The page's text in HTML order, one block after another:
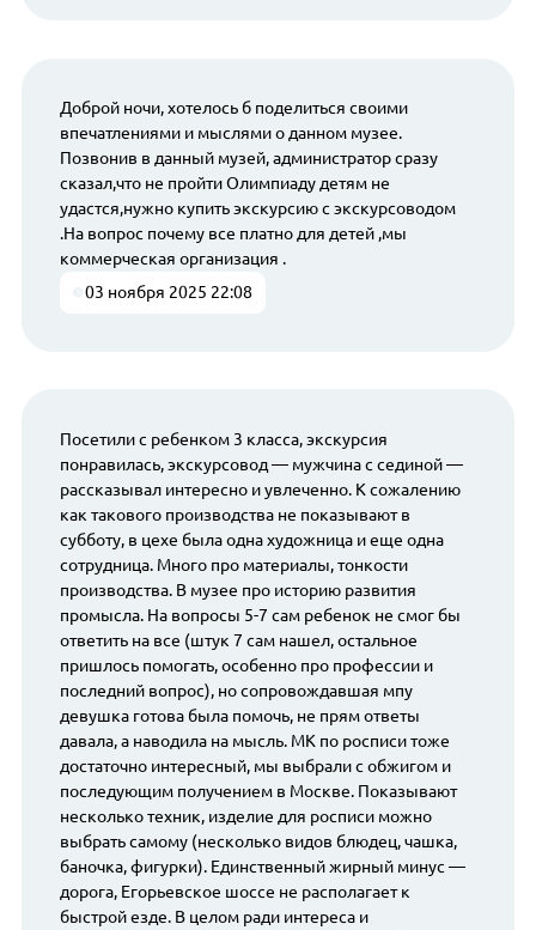
Доброй ночи, хотелось б поделиться своими
впечатлениями и мыслями о данном музее.
Позвонив в данный музей, администратор сразу
сказал,что не пройти Олимпиаду детям не
удастся,нужно купить экскурсию с экскурсоводом
.На вопрос почему все платно для детей ,мы
коммерческая организация .
03 ноября 2025 22:08
Посетили с ребенком 3 класса, экскурсия
понравилась, экскурсовод — мужчина с сединой —
рассказывал интересно и увлеченно. К сожалению
как такового производства не показывают в
субботу, в цехе была одна художница и еще одна
сотрудница. Много про материалы, тонкости
производства. В музее про историю развития
промысла. На вопросы 5-7 сам ребенок не смог бы
ответить на все (штук 7 сам нашел, остальное
пришлось помогать, особенно про профессии и
последний вопрос), но сопровождавшая мпу
девушка готова была помочь, не прям ответы
давала, а наводила на мысль. МК по росписи тоже
достаточно интересный, мы выбрали с обжигом и
последующим получением в Москве. Показывают
несколько техник, изделие для росписи можно
выбрать самому (несколько видов блюдец, чашка,
баночка, фигурки). Единственный жирный минус —
дорога, Егорьевское шоссе не располагает к
быстрой езде. В целом ради интереса и